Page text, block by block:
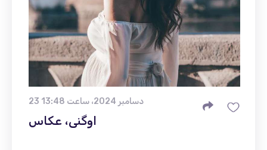
23 دسامبر 2024، ساعت 13:48
اوگنی، عکاس